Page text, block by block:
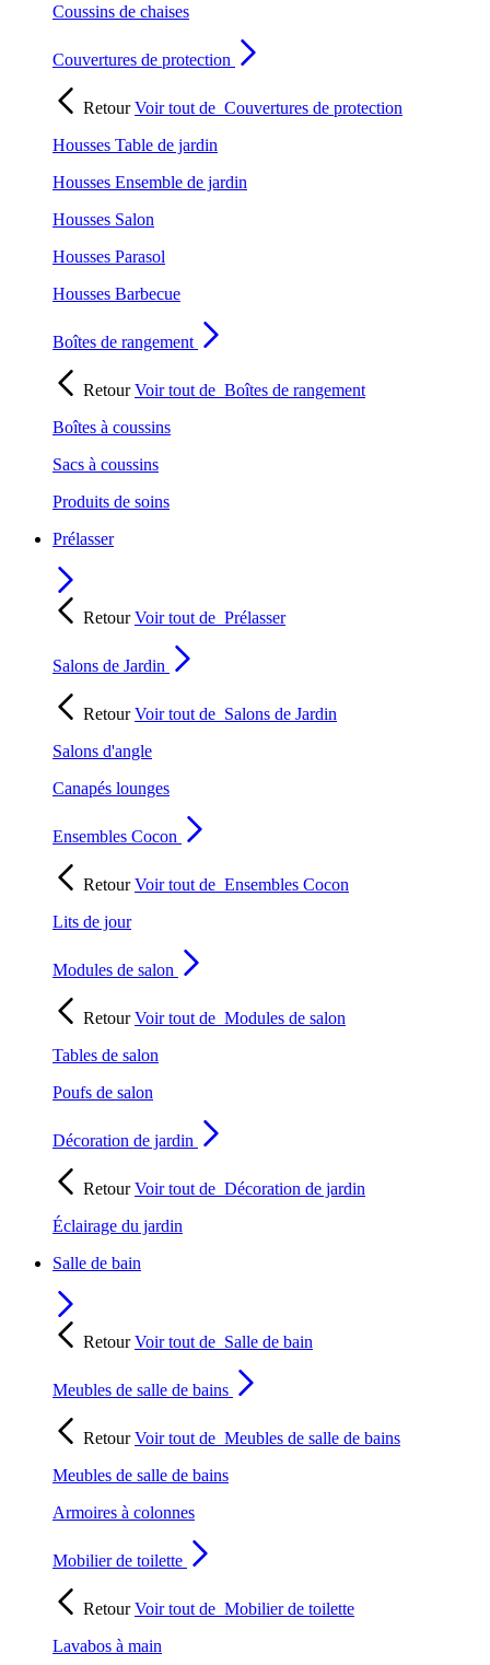
Coussins de chaises
Couvertures de protection
RetourVoir tout de Couvertures de protection
Housses Table de jardin
Housses Ensemble de jardin
Housses Salon
Housses Parasol
Housses Barbecue
Boîtes de rangement
RetourVoir tout de Boîtes de rangement
Boîtes à coussins
Sacs à coussins
Produits de soins
Prélasser
RetourVoir tout de Prélasser
Salons de Jardin
RetourVoir tout de Salons de Jardin
Salons d'angle
Canapés lounges
Ensembles Cocon
RetourVoir tout de Ensembles Cocon
Lits de jour
Modules de salon
RetourVoir tout de Modules de salon
Tables de salon
Poufs de salon
Décoration de jardin
RetourVoir tout de Décoration de jardin
Éclairage du jardin
Salle de bain
RetourVoir tout de Salle de bain
Meubles de salle de bains
RetourVoir tout de Meubles de salle de bains
Meubles de salle de bains
Armoires à colonnes
Mobilier de toilette
RetourVoir tout de Mobilier de toilette
Lavabos à main